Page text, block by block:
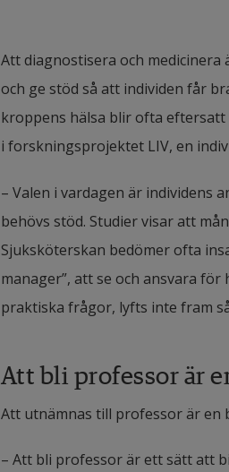
Att diagnostisera och
och ge stöd så att individen får
kroppens hälsa blir ofta eftersatt
i forskningsprojektet LIV, en
– Valen i vardagen är individens
behövs stöd. Studier visar att
Sjuksköterskan bedömer ofta
manager”, att se och ansvara
praktiska frågor, lyfts inte fram
Att bli professor är
Att utnämnas till professor är en
– Att bli professor är ett sätt att